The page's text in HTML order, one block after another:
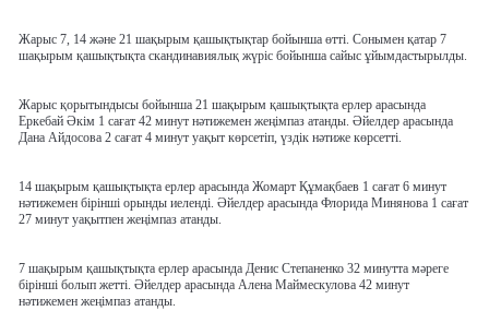
Жарыс 7, 14 және 21 шақырым қашықтықтар бойынша өтті. Сонымен қатар 7
шақырым қашықтықта скандинавиялық жүріс бойынша сайыс ұйымдастырылды.
Жарыс қорытындысы бойынша 21 шақырым қашықтықта ерлер арасында
Еркебай Әкім 1 сағат 42 минут нәтижемен жеңімпаз атанды. Әйелдер арасында
Дана Айдосова 2 сағат 4 минут уақыт көрсетіп, үздік нәтиже көрсетті.
14 шақырым қашықтықта ерлер арасында Жомарт Құмақбаев 1 сағат 6 минут
нәтижемен бірінші орынды иеленді. Әйелдер арасында Флорида Минянова 1 сағат
27 минут уақытпен жеңімпаз атанды.
7 шақырым қашықтықта ерлер арасында Денис Степаненко 32 минутта мәреге
бірінші болып жетті. Әйелдер арасында Алена Маймескулова 42 минут
нәтижемен жеңімпаз атанды.